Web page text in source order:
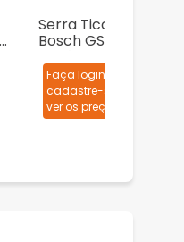
Serra Tico-Tico
Bosch GST 75 710W
Faça login ou
cadastre-se para
ver os preços